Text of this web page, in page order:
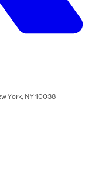
York, NY 10038